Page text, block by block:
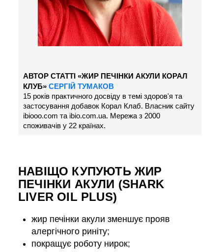
АВТОР СТАТТІ «ЖИР ПЕЧІНКИ АКУЛИ КОРАЛ
КЛУБ» СЕРГІЙ ТУМАКОВ
15 років практичного досвіду в темі здоров'я та
застосування добавок Корал Клаб. Власник сайту
ibiooo.com та ibio.com.ua. Мережа з 2000
споживачів у 22 країнах.
НАВІЩО КУПУЮТЬ ЖИР
ПЕЧІНКИ АКУЛИ (SHARK
LIVER OIL PLUS)
жир печінки акули зменшує прояв
алергічного риніту;
покращує роботу нирок;